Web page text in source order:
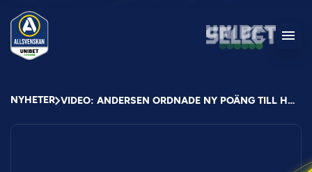
NYHETER VIDEO: ANDERSEN ORDNADE NY POÄNG TILL HAMMARBY